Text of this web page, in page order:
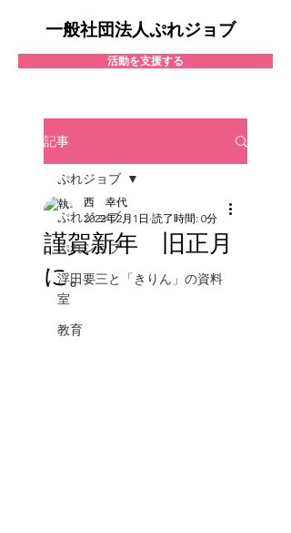
活動を支援する
一般社団法人ぷれジョブ
記事
ぷれジョブ
ぷれジョブ
浮田要三と「きりん」の資料
室
教育
ぷれジョブ
謹賀新年 旧正月
に。
西 幸代
2022年2月1日 読了時間: 0分